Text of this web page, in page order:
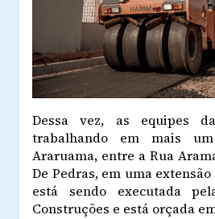
Dessa vez, as equipes
trabalhando em mais
Araruama, entre a Rua
De Pedras, em uma extensão
está sendo executada
Construções e está orçada em